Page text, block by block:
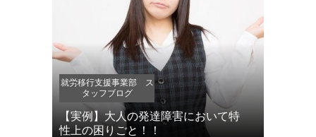
就労移行支援事業部 ス
タッフブログ
【実例】大人の発達障害において特
性上の困りごと！！